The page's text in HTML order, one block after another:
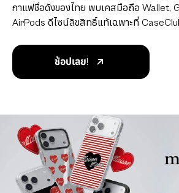
กาแฟชื่อดังของไทย พบเคสมือถือ Wallet,
AirPods ดีไซน์ลิขสิทธิ์แท้เฉพาะที่
ช้อปเลย!